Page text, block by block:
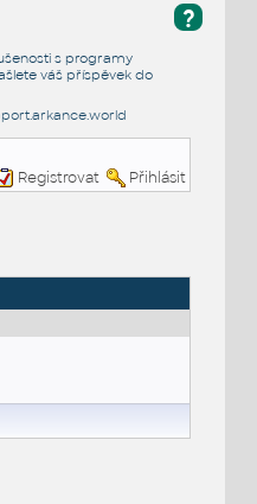
?
s programy
váš příspěvek do
Registrovat Přihlásit